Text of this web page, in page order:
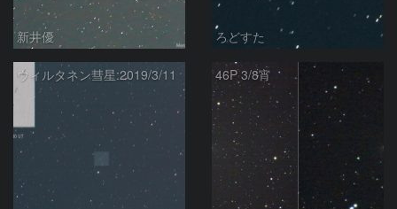
新井優 ろどすた
ウィルタネン彗星:2019/3/11 46P 3/8宵